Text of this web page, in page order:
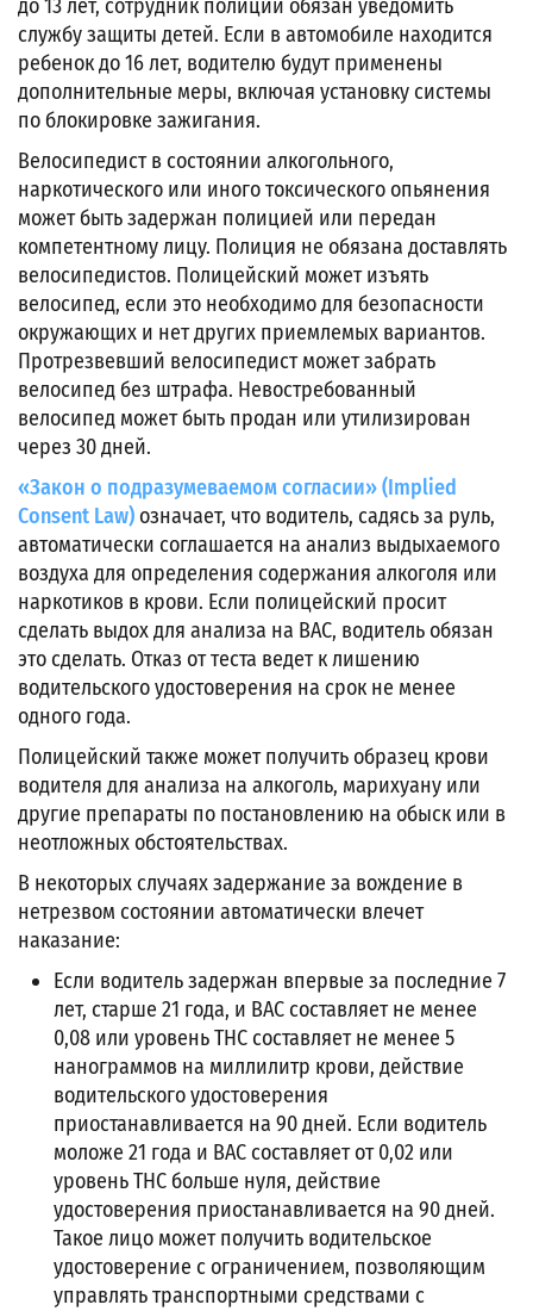
до 13 лет, сотрудник полиции обязан уведомить
службу защиты детей. Если в автомобиле находится
ребенок до 16 лет, водителю будут применены
дополнительные меры, включая установку системы
по блокировке зажигания.
Велосипедист в состоянии алкогольного,
наркотического или иного токсического опьянения
может быть задержан полицией или передан
компетентному лицу. Полиция не обязана доставлять
велосипедистов. Полицейский может изъять
велосипед, если это необходимо для безопасности
окружающих и нет других приемлемых вариантов.
Протрезвевший велосипедист может забрать
велосипед без штрафа. Невостребованный
велосипед может быть продан или утилизирован
через 30 дней.
«Закон о подразумеваемом согласии» (Implied
Consent Law) означает, что водитель, садясь за руль,
автоматически соглашается на анализ выдыхаемого
воздуха для определения содержания алкоголя или
наркотиков в крови. Если полицейский просит
сделать выдох для анализа на BAC, водитель обязан
это сделать. Отказ от теста ведет к лишению
водительского удостоверения на срок не менее
одного года.
Полицейский также может получить образец крови
водителя для анализа на алкоголь, марихуану или
другие препараты по постановлению на обыск или в
неотложных обстоятельствах.
В некоторых случаях задержание за вождение в
нетрезвом состоянии автоматически влечет
наказание:
Если водитель задержан впервые за последние 7
лет, старше 21 года, и BAC составляет не менее
0,08 или уровень ТНС составляет не менее 5
нанограммов на миллилитр крови, действие
водительского удостоверения
приостанавливается на 90 дней. Если водитель
моложе 21 года и BAC составляет от 0,02 или
уровень ТНС больше нуля, действие
удостоверения приостанавливается на 90 дней.
Такое лицо может получить водительское
удостоверение с ограничением, позволяющим
управлять транспортными средствами с